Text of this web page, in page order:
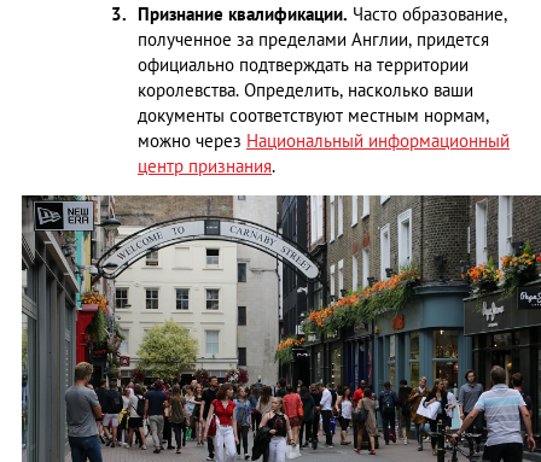
Признание квалификации. Часто образование,
полученное за пределами Англии, придется
официально подтверждать на территории
королевства. Определить, насколько ваши
документы соответствуют местным нормам,
можно через Национальный информационный
центр признания.